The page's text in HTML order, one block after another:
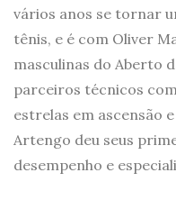
vários anos se tornar
tênis, e é com Oliver
masculinas do Aberto
parceiros técnicos
estrelas em ascensão
Artengo deu seus
desempenho e